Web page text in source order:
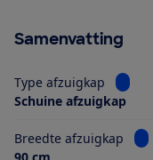
Samenvatting
Type afzuigkap
Schuine afzuigkap
Breedte afzuigkap
90 cm